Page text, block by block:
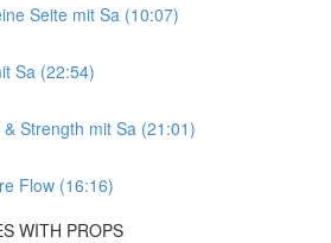
Seite mit Sa (10:07)
Sa (22:54)
Strength mit Sa (21:01)
Flow (16:16)
WITH PROPS